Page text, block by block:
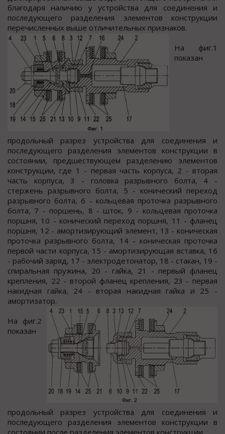
благодаря наличию у устройства для соединения и
последующего разделения элементов конструкции
перечисленных выше отличительных признаков.
На фиг.1
показан
продольный разрез устройства для соединения и
последующего разделения элементов конструкции в
состоянии, предшествующем разделению элементов
конструкции, где 1 - первая часть корпуса, 2 - вторая
часть корпуса, 3 - головка разрывного болта, 4 -
стержень разрывного болта, 5 - конический переход
разрывного болта, 6 - кольцевая проточка разрывного
болта, 7 - поршень, 8 - шток, 9 - кольцевая проточка
поршня, 10 - конический переход поршня, 11 - фланец
поршня, 12 - амортизирующий элемент, 13 - коническая
проточка разрывного болта, 14 - коническая проточка
первой части корпуса, 15 - амортизирующая вставка, 16
- рабочий заряд, 17 - электродетонатор, 18 - стакан, 19 -
спиральная пружина, 20 - гайка, 21 - первый фланец
крепления, 22 - второй фланец крепления, 23 - первая
накидная гайка, 24 - вторая накидная гайка и 25 -
амортизатор.
На фиг.2
показан
продольный разрез устройства для соединения и
последующего разделения элементов конструкции в